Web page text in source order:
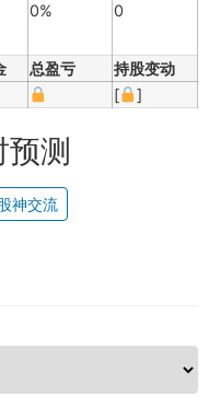
0% 0
总盈亏
持股变动
[ ]
测
神交流